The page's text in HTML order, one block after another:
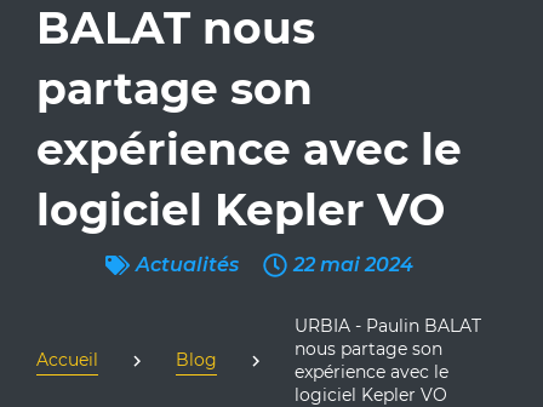
BALAT nous
partage son
expérience avec le
logiciel Kepler VO
Actualités 22 mai 2024
Accueil Blog
URBIA - Paulin BALAT
nous partage son
expérience avec le
logiciel Kepler VO